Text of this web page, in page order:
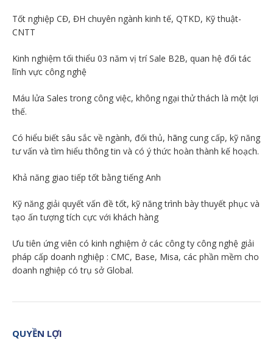
Tốt nghiệp CĐ, ĐH chuyên ngành kinh tế, QTKD, Kỹ thuật-
CNTT
Kinh nghiệm tối thiểu 03 năm vị trí Sale B2B, quan hệ đối tác
lĩnh vực công nghệ
Máu lửa Sales trong công việc, không ngại thử thách là một lợi
thế.
Có hiểu biết sâu sắc về ngành, đối thủ, hãng cung cấp, kỹ năng
tư vấn và tìm hiểu thông tin và có ý thức hoàn thành kế hoạch.
Khả năng giao tiếp tốt bằng tiếng Anh
Kỹ năng giải quyết vấn đề tốt, kỹ năng trình bày thuyết phục và
tạo ấn tượng tích cực với khách hàng
Ưu tiên ứng viên có kinh nghiệm ở các công ty công nghệ giải
pháp cấp doanh nghiệp : CMC, Base, Misa, các phần mềm cho
doanh nghiệp có trụ sở Global.
QUYỀN LỢI